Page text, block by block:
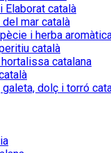
Elaborat català
mar català
i herba
català
catalana
galeta, dolç i torró